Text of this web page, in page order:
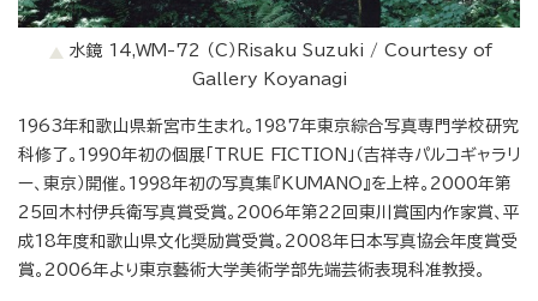
水鏡 14,WM-72 （C）Risaku Suzuki / Courtesy of
Gallery Koyanagi
1963年和歌山県新宮市生まれ。1987年東京綜合写真専門学校研究
科修了。1990年初の個展「TRUE FICTION」（吉祥寺パルコギャラリ
ー、東京）開催。1998年初の写真集『KUMANO』を上梓。2000年第
25回木村伊兵衛写真賞受賞。2006年第22回東川賞国内作家賞、平
成18年度和歌山県文化奨励賞受賞。2008年日本写真協会年度賞受
賞。2006年より東京藝術大学美術学部先端芸術表現科准教授。